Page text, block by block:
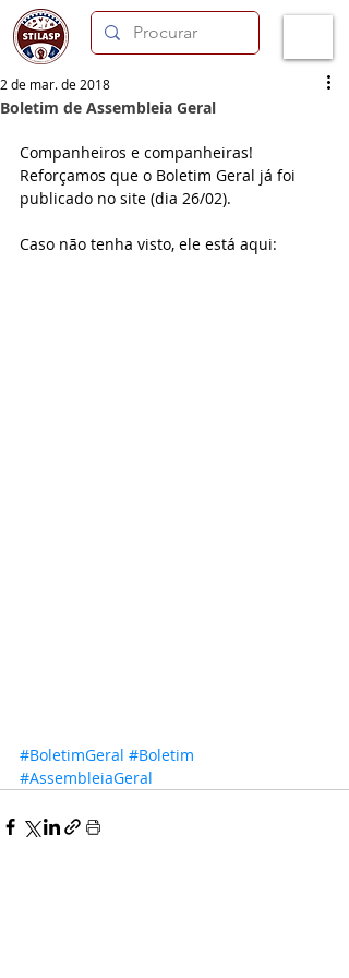
Boletim de Assembleia Geral
2 de mar. de 2018
Companheiros e companheiras!
Reforçamos que o Boletim Geral já foi
publicado no site (dia 26/02).
Caso não tenha visto, ele está aqui:
#BoletimGeral #Boletim
#AssembleiaGeral